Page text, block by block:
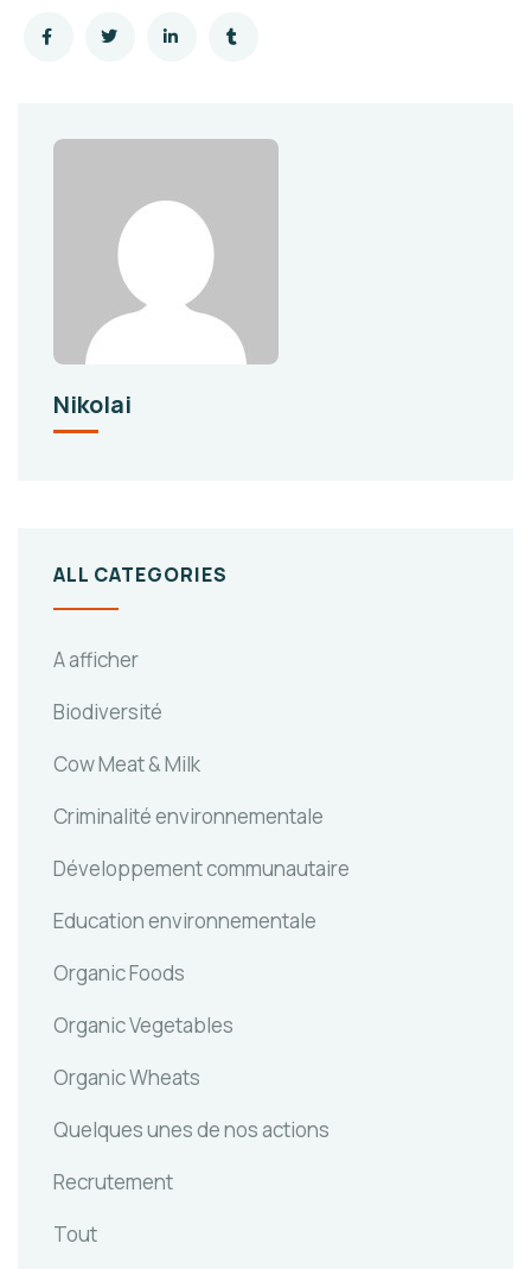
Nikolai
ALL CATEGORIES
A afficher
Biodiversité
Cow Meat & Milk
Criminalité environnementale
Développement communautaire
Education environnementale
Organic Foods
Organic Vegetables
Organic Wheats
Quelques unes de nos actions
Recrutement
Tout